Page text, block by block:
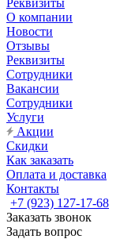
Реквизиты
О компании
Новости
Отзывы
Реквизиты
Сотрудники
Вакансии
Сотрудники
Услуги
Акции
Скидки
Как заказать
Оплата и доставка
Контакты
+7 (923) 127-17-68
Заказать звонок
Задать вопрос